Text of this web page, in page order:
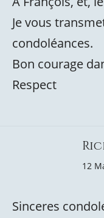
Je vous
condoléances.
Bon courage
Respect
12
Sinceres